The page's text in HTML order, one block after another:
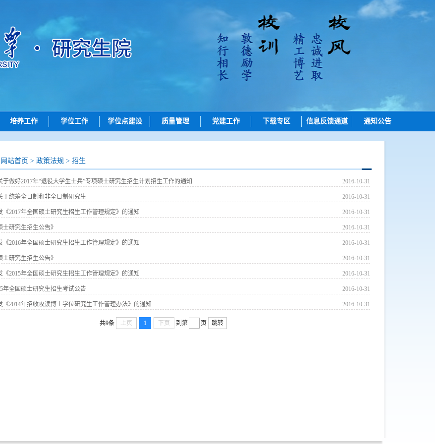
培养工作
培养动态
研究生创新实践系列大赛
学位工作
学位申请
论文评审
学位授予
导师工作
学位点建设
学位点动态
政策文件
质量管理
质量评价
党建工作 下载专区
招生
学位
学位点建设
信息反馈通道 通知公告
网站首页 > 政策法规 > 招生
2016-10-31
于做好2017年“退役大学生士兵”专项硕士研究生招生计划招生工作的通知
2016-10-31
于统筹全日制和非全日制研究生
2016-10-31
《2017年全国硕士研究生招生工作管理规定》的通知
2016-10-31
士研究生招生公告》
2016-10-31
《2016年全国硕士研究生招生工作管理规定》的通知
2016-10-31
士研究生招生公告》
2016-10-31
《2015年全国硕士研究生招生工作管理规定》的通知
2016-10-31
年全国硕士研究生招生考试公告
2016-10-31
《2014年招收攻读博士学位研究生工作管理办法》的通知
共9条 上页 1 下页 到第 页 跳转